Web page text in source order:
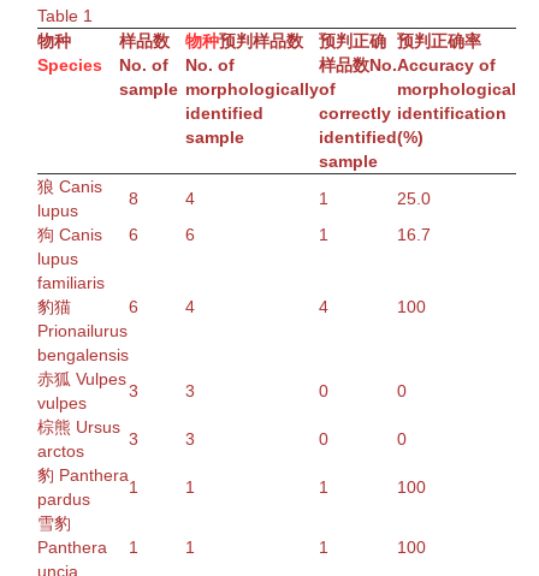
Table 1
物种
Species
样品数
No. of
sample
物种预判样品数
No. of
morphologically
identified
sample
预判正确
样品数No.
of
correctly
identified
sample
预判正确率
Accuracy of
morphological
identification
(%)
狼 Canis
lupus
8 4 1
25.0
狗 Canis
lupus
familiaris
6 6 1 16.7
豹猫
Prionailurus
bengalensis
6 4 4 100
赤狐 Vulpes
vulpes
3 3 0
0
棕熊 Ursus
arctos
3 3 0
0
豹 Panthera
pardus
1 1 1
100
雪豹
Panthera
uncia
1 1 1 100